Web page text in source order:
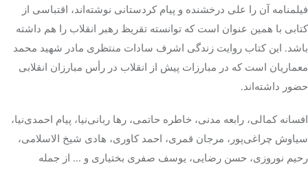
فیلمنامه آن را علی درخشنده و پیام کردستانی نوشته‌اند، اقتباسی از
کتابی با همین عنوان است که توانسته تقریظ رهبر انقلاب را هم داشته
باشد. این کتاب روایت زندگی اشرف سادات منتظری مادر شهید محمد
معماریان است که در مبارزات پیش از انقلاب در رأس مبارزان انقلابی
حضور داشته‌اند.
افسانه کمالی، رابعه مدنی، خاطره حاتمی، رها ربانی‌نیا، پیام احمدی‌نیا،
سیاوش چراغی‌پور، مرجان قمری، احمد کاوری، هادی شیخ الاسلامی،
رحیم نوروزی، حسن رضایی، یوسف صفری بختیاری و … از جمله